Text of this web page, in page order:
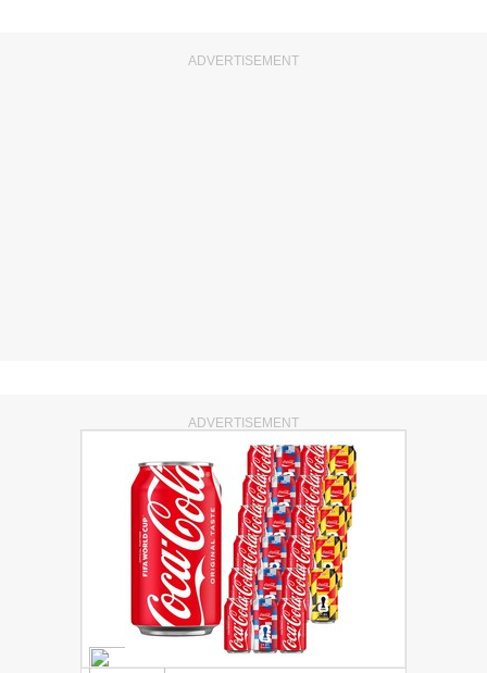
ADVERTISEMENT
ADVERTISEMENT